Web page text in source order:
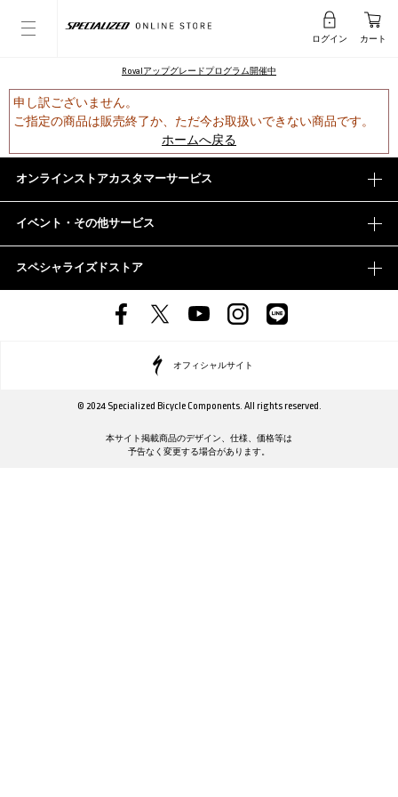
ログイン カート
Rovalアップグレードプログラム開催中
申し訳ございません。
ご指定の商品は販売終了か、ただ今お取扱いできない商品です。
ホームへ戻る
オンラインストアカスタマーサービス
イベント・その他サービス
スペシャライズドストア
オフィシャルサイト
© 2024 Specialized Bicycle Components. All rights reserved.
本サイト掲載商品のデザイン、仕様、価格等は
予告なく変更する場合があります。